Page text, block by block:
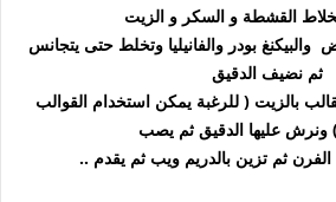
القشطة و السكر و الزيت
والبيكنغ بودروالفانيليا وتخلط حتى يتجانس
ثم نضيف الدقيق
بالزيت ( للرغبة يمكن استخدام القوالب
ونرش عليها الدقيق ثم يصب
الفرن ثم تزين بالدريم ويب ثم يقدم ..